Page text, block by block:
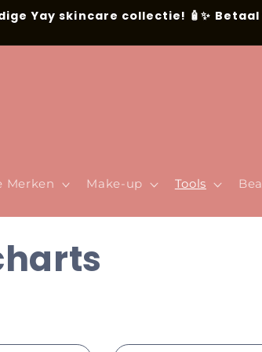
Yay skincare collectie! 🧴✨
Merken Make-up Tools